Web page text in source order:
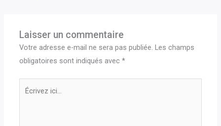
Laisser un commentaire
Votre adresse e-mail ne sera pas publiée. Les champs
obligatoires sont indiqués avec*
Écrivez